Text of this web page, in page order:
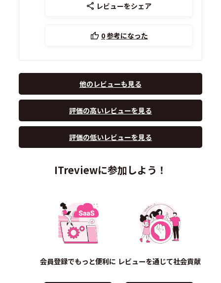
レビューをシェア
0参考になった
他のレビューも見る
評価の高いレビューを見る
評価の低いレビューを見る
ITreviewに参加しよう！
会員登録でもっと便利に レビューを通じて社会貢献